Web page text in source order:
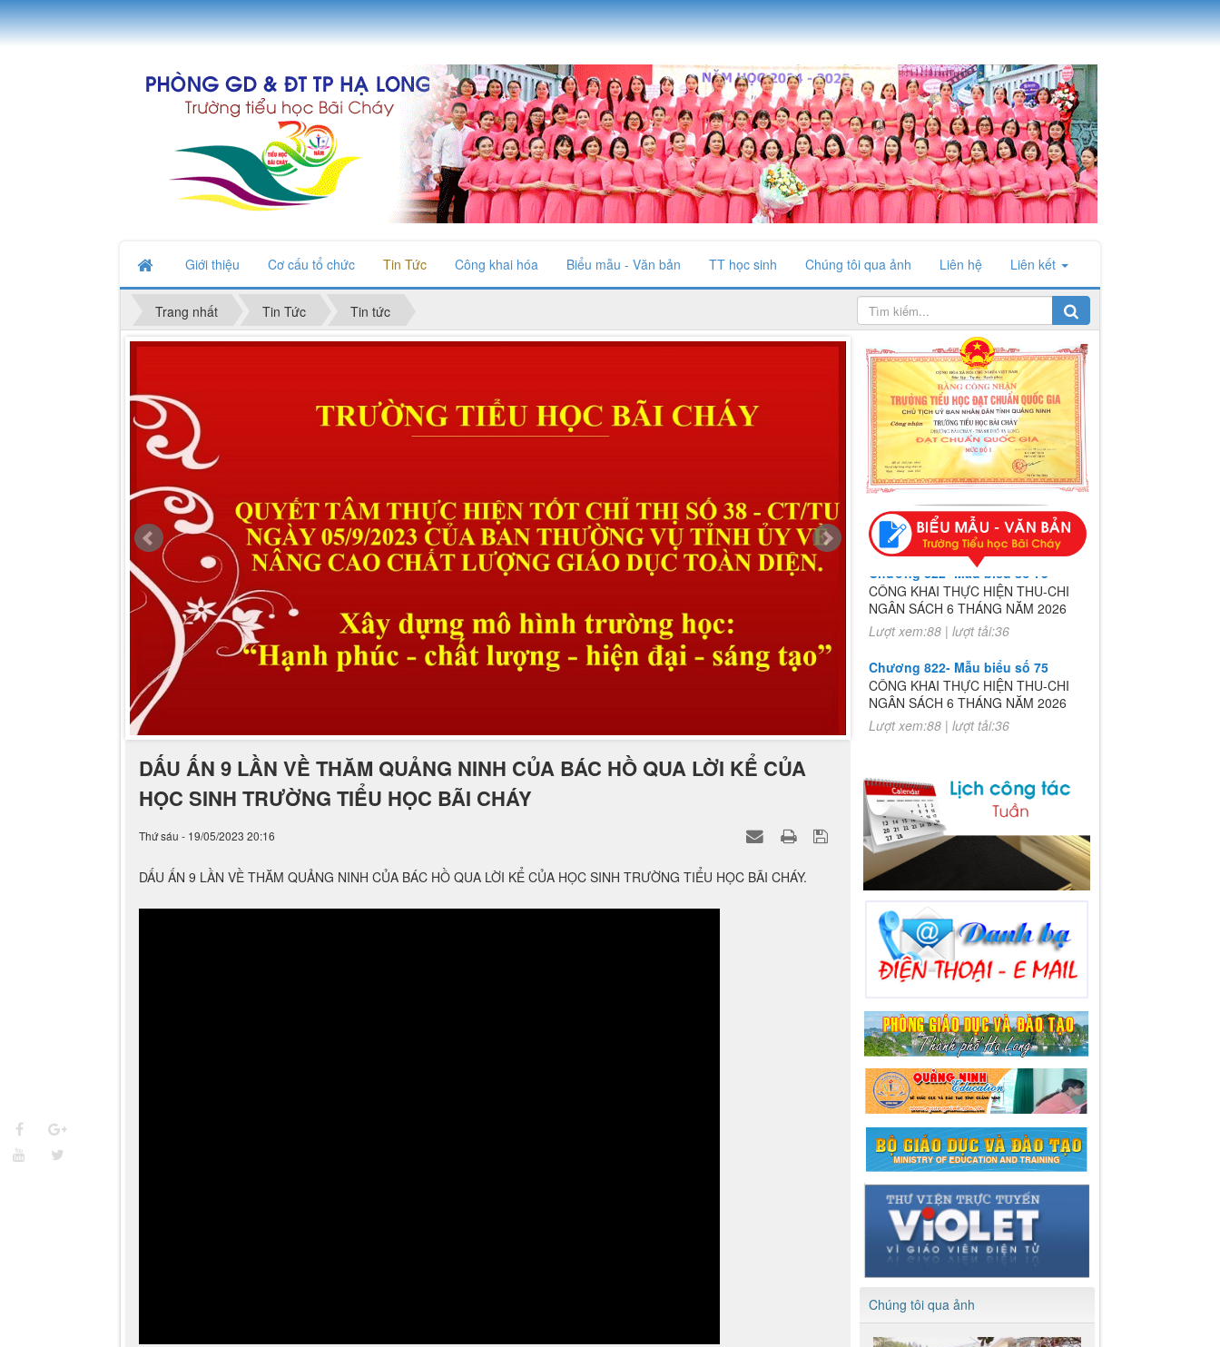
Giới thiệu Cơ cấu tổ chức Tin Tức Công khai hóa Biểu mẫu - Văn bản TT học sinh Chúng tôi qua ảnh Liên hệ Liên kết
Trang nhất Tin Tức Tin tức
DẤU ẤN 9 LẦN VỀ THĂM QUẢNG NINH CỦA BÁC HỒ QUA LỜI KỂ CỦA
HỌC SINH TRƯỜNG TIỂU HỌC BÃI CHÁY
Thứ sáu - 19/05/2023 20:16
DẤU ẤN 9 LẦN VỀ THĂM QUẢNG NINH CỦA BÁC HỒ QUA LỜI KỂ CỦA HỌC SINH TRƯỜNG TIỂU HỌC BÃI CHÁY.
Chương 822- Mẫu biểu số 75
CÔNG KHAI THỰC HIỆN THU-CHI
NGÂN SÁCH 6 THÁNG NĂM 2026
Lượt xem:88 | lượt tải:36
Chương 822- Mẫu biểu số 75
CÔNG KHAI THỰC HIỆN THU-CHI
NGÂN SÁCH 6 THÁNG NĂM 2026
Lượt xem:88 | lượt tải:36
Chúng tôi qua ảnh